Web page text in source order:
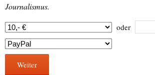
Journalismus.
oder
Weiter